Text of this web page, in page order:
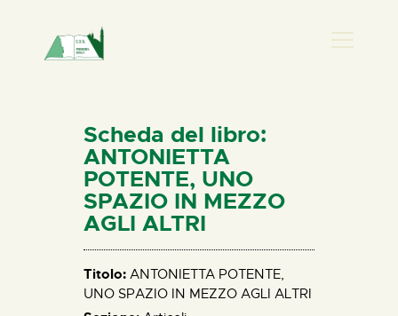
HOME
CHI SIAMO
NEWS
PERCORSI
BIBLIOTECA
ELISA SALERNO
CONTATTI
Scheda del libro:
ANTONIETTA
POTENTE, UNO
SPAZIO IN MEZZO
AGLI ALTRI
Titolo: ANTONIETTA POTENTE,
UNO SPAZIO IN MEZZO AGLI ALTRI